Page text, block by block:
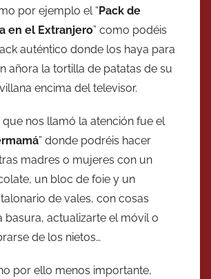
por ejemplo el “ Pack de
en el Extranjero” como podéis
auténtico donde los haya para
añora la tortilla de patatas de su
encima del televisor.
nos llamó la atención fue el
” donde podréis hacer
madres o mujeres con un
un bloc de foie y un
de vales, con cosas
basura, actualizarte el móvil o
de los nietos…
por ello menos importante,